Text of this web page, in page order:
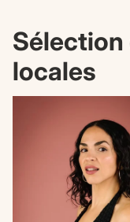
Sélection
locales